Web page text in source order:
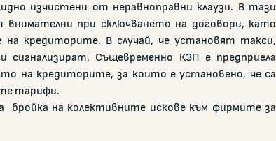
изчистени от неравноправни клаузи. В тази
при сключването на договори, като
кредиторите. В случай, че установят такси,
сигнализират. Същевременно КЗП е предприела
на кредиторите, за които е установено, че са
тарифи.
на колективните искове към фирмите за